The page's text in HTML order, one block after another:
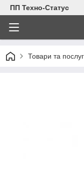
ПП Техно-Статус
Товари та